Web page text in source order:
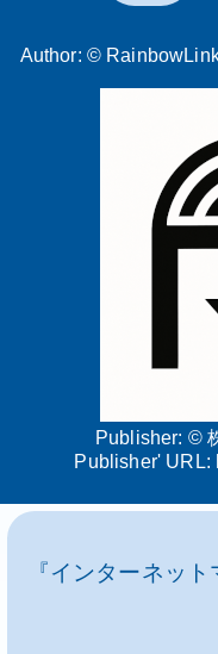
Author: ©
Publisher: ©
Publisher' URL:
『インターネッ